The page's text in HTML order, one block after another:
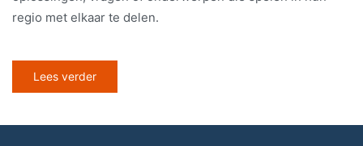
regio met elkaar te delen.
Lees verder